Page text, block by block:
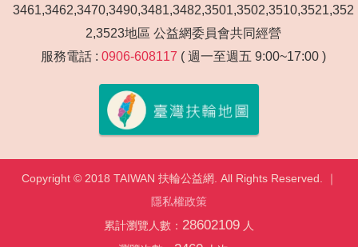
3461,3462,3470,3490,3481,3482,3501,3502,3510,3521,352
2,3523地區 公益網委員會共同經營
服務電話 : 0906-608117 ( 週一至週五 9:00~17:00 )
Copyright © 2018 TAIWAN 扶輪公益網. All Rights Reserved. ｜
隱私權政策
累計瀏覽人數： 28602109 人